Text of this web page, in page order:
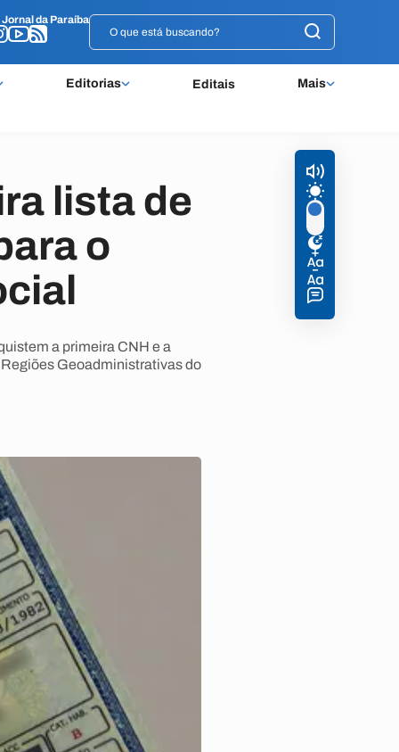
Jornal da Paraíba
Editorias Editais Mais
Jornal da Paraíba
lista de
o
a primeira CNH e a
Geoadministrativas do